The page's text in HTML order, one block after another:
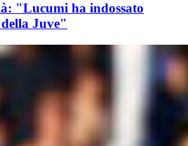
"Lucumi ha indossato
Juve"